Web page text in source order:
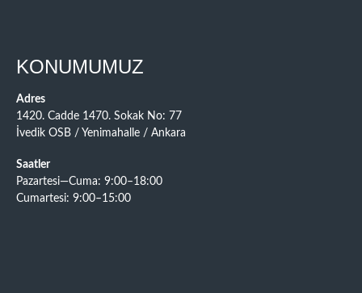
KONUMUMUZ
Adres
1420. Cadde 1470. Sokak No: 77
İvedik OSB / Yenimahalle / Ankara
Saatler
Pazartesi—Cuma: 9:00–18:00
Cumartesi: 9:00–15:00